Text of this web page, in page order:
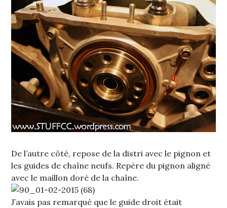
De l’autre côté, repose de la distri avec le pignon et
les guides de chaîne neufs. Repère du pignon aligné
avec le maillon doré de la chaîne.
J’avais pas remarqué que le guide droit était